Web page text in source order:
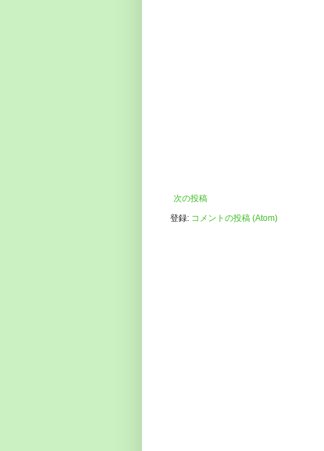
次の投稿
登録: コメントの投稿 (Atom)